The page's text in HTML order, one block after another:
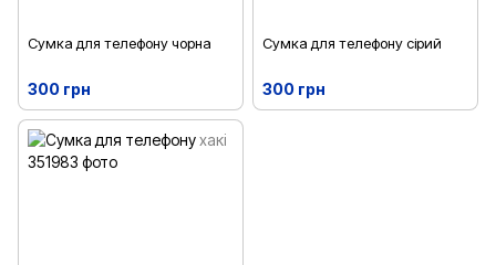
Сумка для телефону чорна
300 грн
Сумка для телефону сірий
300 грн